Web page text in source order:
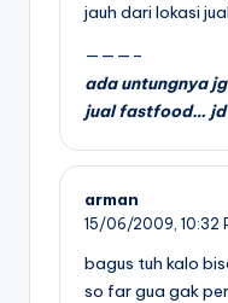
jauh dari lokasi
———–
ada untungnya
jual fastfood… jd
arman
15/06/2009, 10:32
bagus tuh kalo
so far gua gak